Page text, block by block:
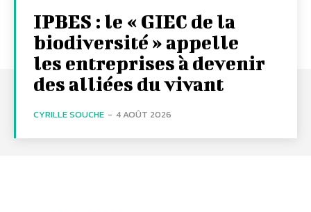
IPBES : le « GIEC de la
biodiversité » appelle
les entreprises à devenir
des alliées du vivant
CYRILLE SOUCHE - 4 AOÛT 2026